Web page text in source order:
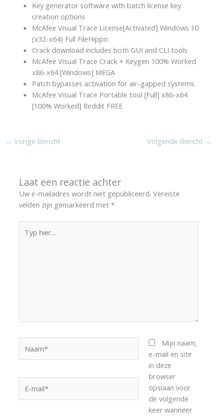
Key generator software with batch license key
creation options
McAfee Visual Trace License[Activated] Windows 10
(x32-x64) Full FileHippo
Crack download includes both GUI and CLI tools
McAfee Visual Trace Crack + Keygen 100% Worked
x86-x64 [Windows] MEGA
Patch bypasses activation for air-gapped systems
McAfee Visual Trace Portable tool [Full] x86-x64
[100% Worked] Reddit FREE
← Vorige Bericht Volgende Bericht →
Laat een reactie achter
Uw e-mailadres wordt niet gepubliceerd. Vereiste
velden zijn gemarkeerd met*
hier...
mail*
Mijn naam,
e-mail en site
in deze
browser
opslaan voor
de volgende
keer wanneer